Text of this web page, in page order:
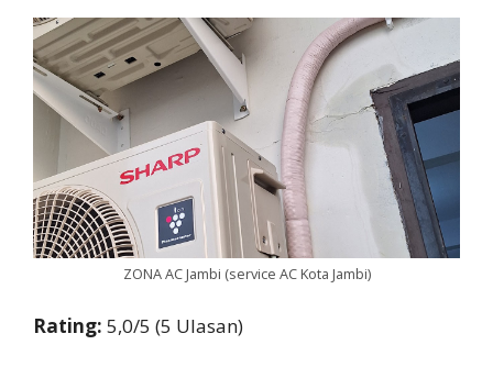
ZONA AC Jambi (service AC Kota Jambi)
Rating: 5,0/5 (5 Ulasan)